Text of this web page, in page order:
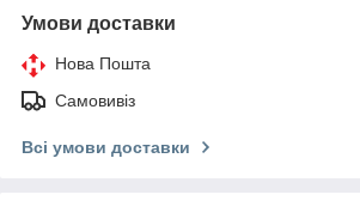
Умови доставки
Нова Пошта
Самовивіз
Всі умови доставки